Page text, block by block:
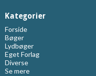
Kategorier
Forside
Bøger
Lydbøger
Eget Forlag
Diverse
Se mere